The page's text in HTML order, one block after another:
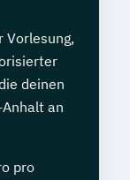
Vorlesung,
deinen
an
pro